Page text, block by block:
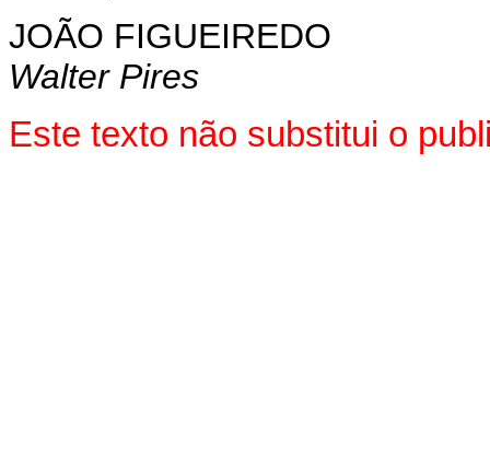
JOÃO FIGUEIREDO
Walter Pires
Este texto não substitui o